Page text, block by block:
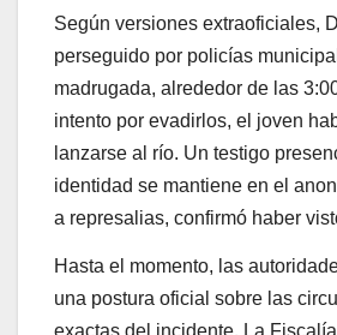
Según versiones extraoficiales,
perseguido por policías
madrugada, alrededor de las
intento por evadirlos, el joven
lanzarse al río. Un testigo
identidad se mantiene en el
a represalias, confirmó haber
Hasta el momento, las
una postura oficial sobre las
exactas del incidente. La